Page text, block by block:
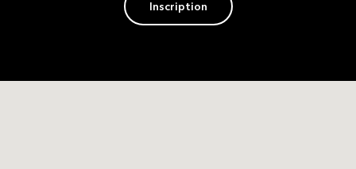
Inscription